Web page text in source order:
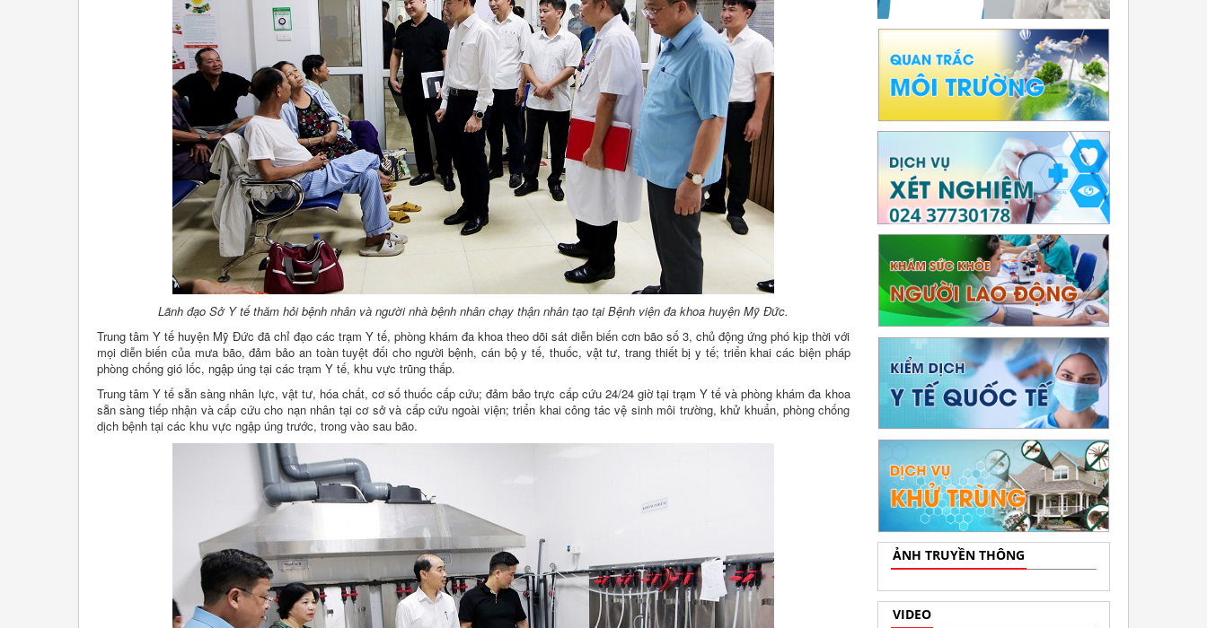
Lãnh đạo Sở Y tế thăm hỏi bệnh nhân và người nhà bệnh nhân chạy thận nhân tạo tại Bệnh viện đa khoa huyện Mỹ Đức.
Trung tâm Y tế huyện Mỹ Đức đã chỉ đạo các trạm Y tế, phòng khám đa khoa theo dõi sát diễn biến cơn bão số 3, chủ động ứng phó kịp thời với
mọi diễn biến của mưa bão, đảm bảo an toàn tuyệt đối cho người bệnh, cán bộ y tế, thuốc, vật tư, trang thiết bị y tế; triển khai các biện pháp
phòng chống gió lốc, ngập úng tại các trạm Y tế, khu vực trũng thấp.
Trung tâm Y tế sẵn sàng nhân lực, vật tư, hóa chất, cơ số thuốc cấp cứu; đảm bảo trực cấp cứu 24/24 giờ tại trạm Y tế và phòng khám đa khoa
sẵn sàng tiếp nhận và cấp cứu cho nạn nhân tại cơ sở và cấp cứu ngoài viện; triển khai công tác vệ sinh môi trường, khử khuẩn, phòng chống
dịch bệnh tại các khu vực ngập úng trước, trong vào sau bão.
ẢNH TRUYỀN THÔNG
VIDEO